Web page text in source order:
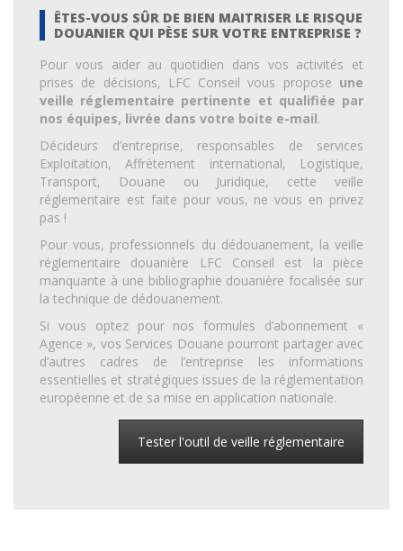
ÊTES-VOUS SÛR DE BIEN MAITRISER LE RISQUE
DOUANIER QUI PÈSE SUR VOTRE ENTREPRISE ?
Pour vous aider au quotidien dans vos activités et
prises de décisions, LFC Conseil vous propose une
veille réglementaire pertinente et qualifiée par
nos équipes, livrée dans votre boite e-mail.
Décideurs d’entreprise, responsables de services
Exploitation, Affrètement international, Logistique,
Transport, Douane ou Juridique, cette veille
réglementaire est faite pour vous, ne vous en privez
pas !
Pour vous, professionnels du dédouanement, la veille
réglementaire douanière LFC Conseil est la pièce
manquante à une bibliographie douanière focalisée sur
la technique de dédouanement.
Si vous optez pour nos formules d’abonnement «
Agence », vos Services Douane pourront partager avec
d’autres cadres de l’entreprise les informations
essentielles et stratégiques issues de la réglementation
européenne et de sa mise en application nationale.
Tester l'outil de veille réglementaire